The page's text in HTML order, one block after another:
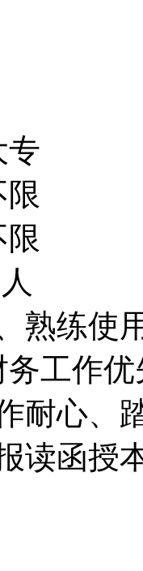
专
限
限
熟练使
务工作
耐心、
读函授